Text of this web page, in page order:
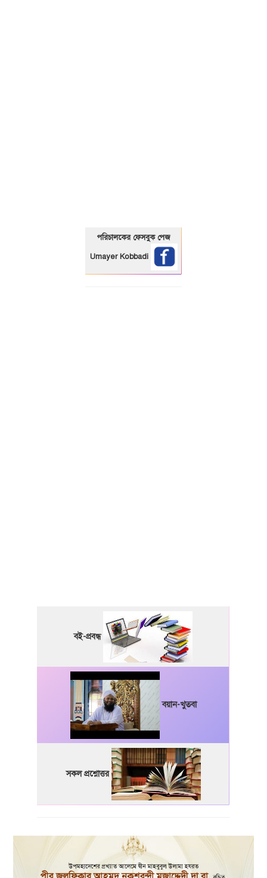
পরিচালকের ফেসবুক পেজ
Umayer Kobbadi
বই-প্রবন্ধ
বয়ান-খুতবা
সকল প্রশ্নোত্তর